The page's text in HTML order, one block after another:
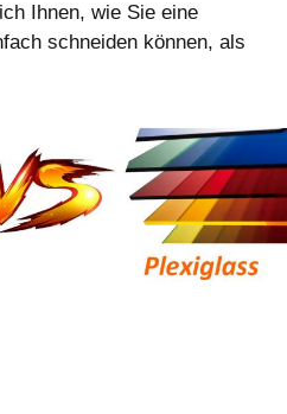
Ihnen, wie Sie eine
schneiden können, als